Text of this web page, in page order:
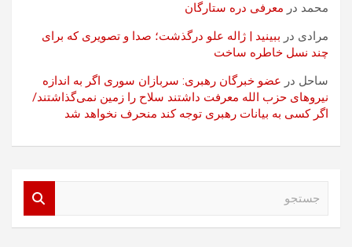
محمد در معرفی دره ستارگان
مرادی در ببینید | ژاله علو درگذشت؛ صدا و تصویری که برای
چند نسل خاطره ساخت
ساحل در عضو خبرگان رهبری: سربازان سوری اگر به اندازه
نیروهای حزب الله معرفت داشتند سلاح را زمین نمی‌گذاشتند/
اگر کسی به بیانات رهبری توجه کند منحرف نخواهد شد